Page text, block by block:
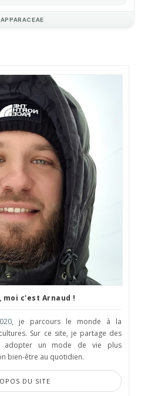
moi c'est Arnaud !
, je parcours le monde à la
Sur ce site, je partage des
adopter un mode de vie plus
bien-être au quotidien.
DU SITE